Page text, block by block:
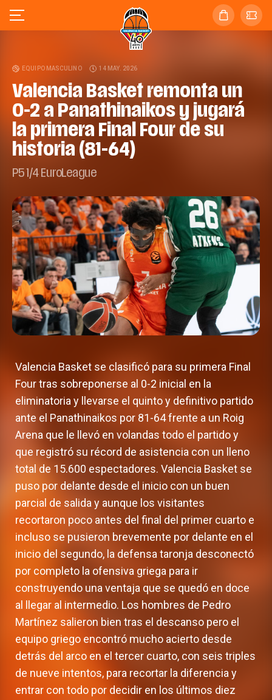
EQUIPO MASCULINO 14 MAY. 2026
Valencia Basket remonta un
0-2 a Panathinaikos y jugará
la primera Final Four de su
historia (81-64)
P5 1/4 EuroLeague
Valencia Basket se clasificó para su primera Final
Four tras sobreponerse al 0-2 inicial en la
eliminatoria y llevarse el quinto y definitivo partido
ante el Panathinaikos por 81-64 frente a un Roig
Arena que le llevó en volandas todo el partido y
que registró su récord de asistencia con un lleno
total de 15.600 espectadores. Valencia Basket se
puso por delante desde el inicio con un buen
parcial de salida y aunque los visitantes
recortaron poco antes del final del primer cuarto e
incluso se pusieron brevemente por delante en el
inicio del segundo, la defensa taronja desconectó
por completo la ofensiva griega para ir
construyendo una ventaja que se quedó en doce
al llegar al intermedio. Los hombres de Pedro
Martínez salieron bien tras el descanso pero el
equipo griego encontró mucho acierto desde
detrás del arco en el tercer cuarto, con seis triples
de nueve intentos, para recortar la diferencia y
entrar con todo por decidir en los últimos diez